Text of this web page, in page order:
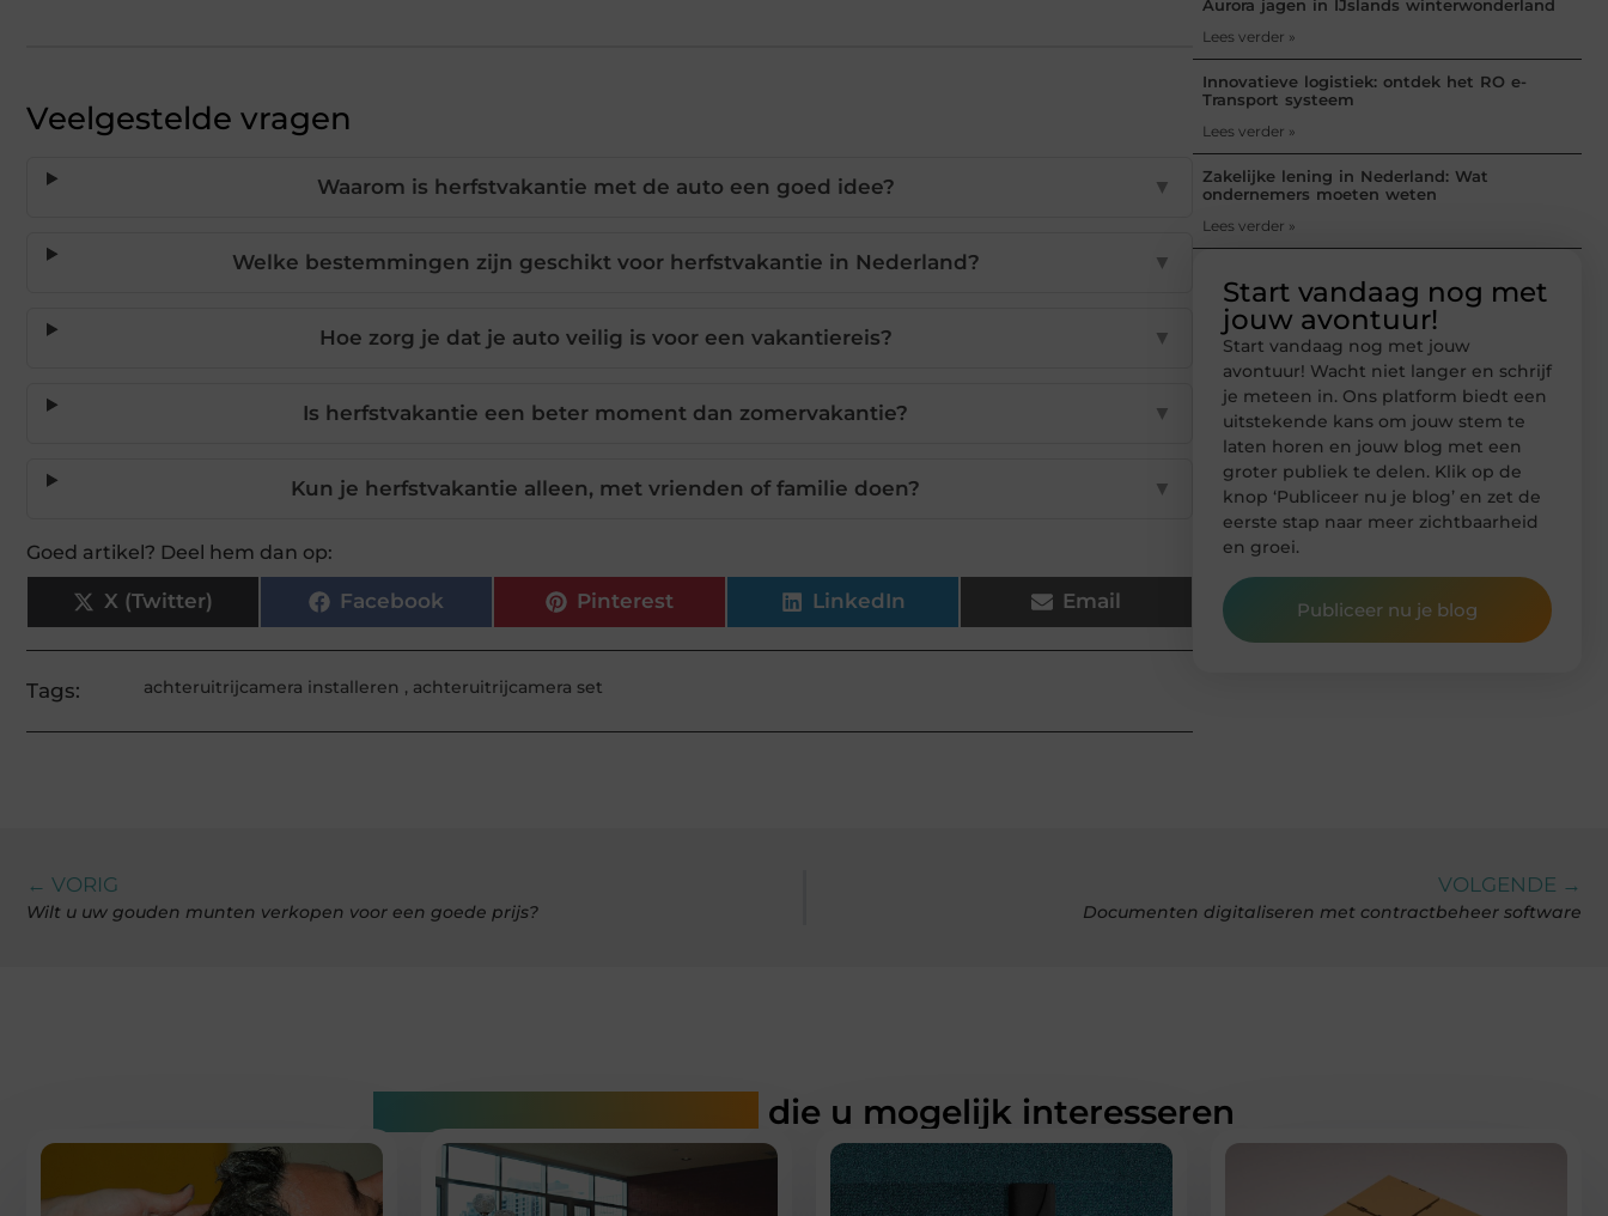
Veelgestelde vragen
Waarom is herfstvakantie met de auto een goed idee? ▼
Welke bestemmingen zijn geschikt voor herfstvakantie in Nederland? ▼
Hoe zorg je dat je auto veilig is voor een vakantiereis? ▼
Is herfstvakantie een beter moment dan zomervakantie? ▼
Kun je herfstvakantie alleen, met vrienden of familie doen? ▼
Goed artikel? Deel hem dan op:
X (Twitter) Facebook Pinterest LinkedIn Email
Tags: achteruitrijcamera installeren , achteruitrijcamera set
Aurora jagen in IJslands winterwonderland
Lees verder »
Innovatieve logistiek: ontdek het RO e-
Transport systeem
Lees verder »
Zakelijke lening in Nederland: Wat
ondernemers moeten weten
Lees verder »
Start vandaag nog met
jouw avontuur!
Start vandaag nog met jouw
avontuur! Wacht niet langer en schrijf
je meteen in. Ons platform biedt een
uitstekende kans om jouw stem te
laten horen en jouw blog met een
groter publiek te delen. Klik op de
knop ‘Publiceer nu je blog’ en zet de
eerste stap naar meer zichtbaarheid
en groei.
Publiceer nu je blog
← VORIG
Wilt u uw gouden munten verkopen voor een goede prijs?
VOLGENDE →
Documenten digitaliseren met contractbeheer software
die u mogelijk interesseren